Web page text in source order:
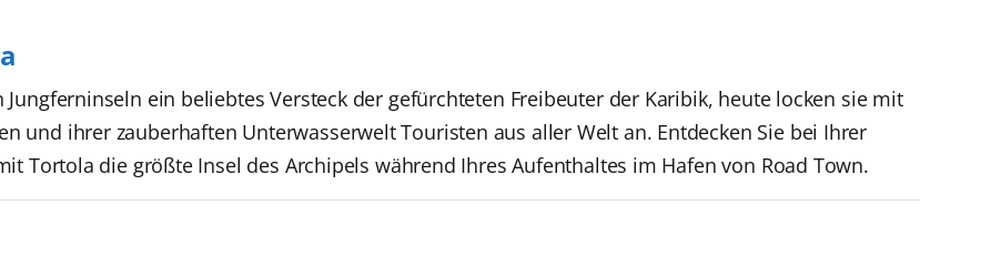
ein beliebtes Versteck der gefürchteten Freibeuter der Karibik, heute locken sie mit
und ihrer zauberhaften Unterwasserwelt Touristen aus aller Welt an. Entdecken Sie bei Ihrer
Tortola die größte Insel des Archipels während Ihres Aufenthaltes im Hafen von Road Town.